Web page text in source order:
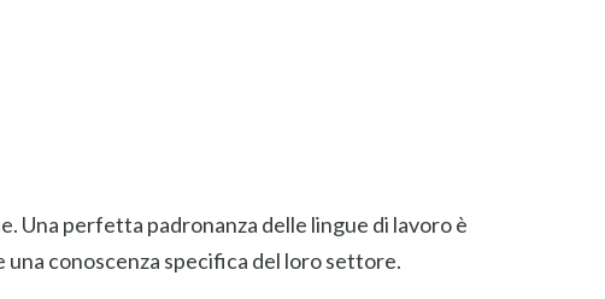
Una perfetta padronanza delle lingue di lavoro è
una conoscenza specifica del loro settore.